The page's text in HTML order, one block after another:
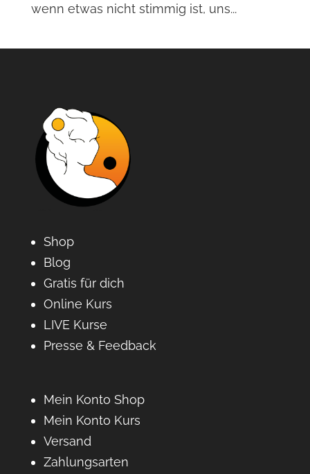
wenn etwas nicht stimmig ist, uns...
Shop
Blog
Gratis für dich
Online Kurs
LIVE Kurse
Presse & Feedback
Mein Konto Shop
Mein Konto Kurs
Versand
Zahlungsarten